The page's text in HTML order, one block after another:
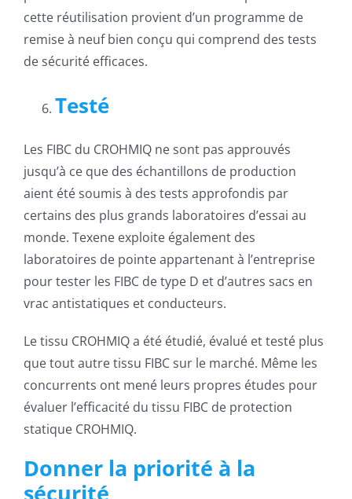
cette réutilisation provient d’un programme de
remise à neuf bien conçu qui comprend des tests
de sécurité efficaces.
Testé
Les FIBC du CROHMIQ ne sont pas approuvés
jusqu’à ce que des échantillons de production
aient été soumis à des tests approfondis par
certains des plus grands laboratoires d’essai au
monde. Texene exploite également des
laboratoires de pointe appartenant à l’entreprise
pour tester les FIBC de type D et d’autres sacs en
vrac antistatiques et conducteurs.
Le tissu CROHMIQ a été étudié, évalué et testé plus
que tout autre tissu FIBC sur le marché. Même les
concurrents ont mené leurs propres études pour
évaluer l’efficacité du tissu FIBC de protection
statique CROHMIQ.
Donner la priorité à la